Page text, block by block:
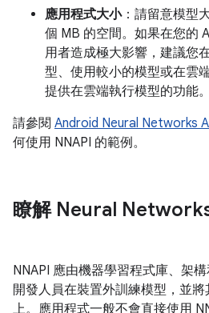
應用程式大小：請留意模型
個 MB 的空間。如果在您的
用者造成極大影響，建議您
型、使用較小的模型或在雲
提供在雲端執行模型的功能。
請參閱 Android Neural Networks
何使用 NNAPI 的範例。
瞭解 Neural
NNAPI 應由機器學習程式庫、架
開發人員在裝置外訓練模型，並
上。應用程式一般不會直接使用